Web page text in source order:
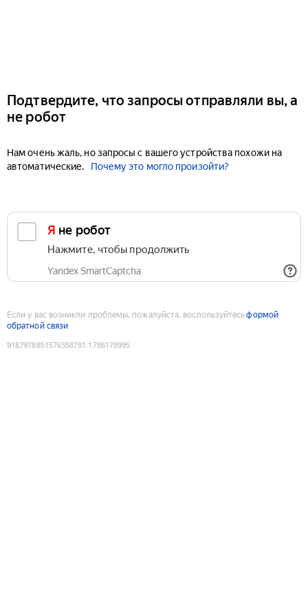
Подтвердите, что запросы отправляли вы, а
не робот
Нам очень жаль, но запросы с вашего устройства похожи на
автоматические.
Почему это могло произойти?
Я не робот
Нажмите, чтобы продолжить
Yandex SmartCaptcha
Если у вас возникли проблемы, пожалуйста, воспользуйтесьформой
обратной связи
9187978851576358781 :1786178995